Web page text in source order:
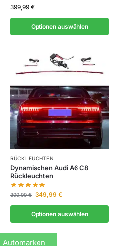
399,99 €
Optionen auswählen
RÜCKLEUCHTEN
Dynamischen Audi A6 C8
Rückleuchten
399,99€ 349,99 €
Optionen auswählen
Automarken